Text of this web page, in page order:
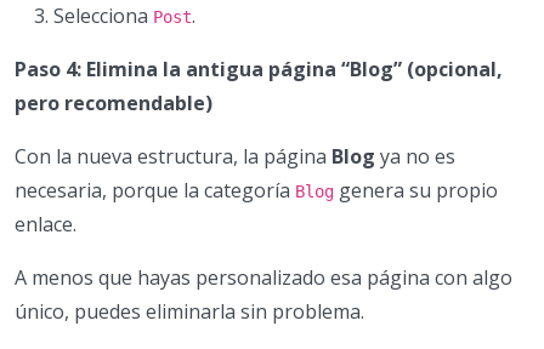
Selecciona Post.
Paso 4: Elimina la antigua página “Blog” (opcional,
pero recomendable)
Con la nueva estructura, la página Blog ya no es
necesaria, porque la categoría Blog genera su propio
enlace.
A menos que hayas personalizado esa página con algo
único, puedes eliminarla sin problema.